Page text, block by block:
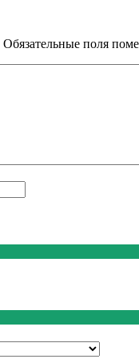
Обязательные поля